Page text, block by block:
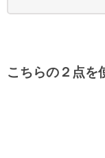
こちらの２点を